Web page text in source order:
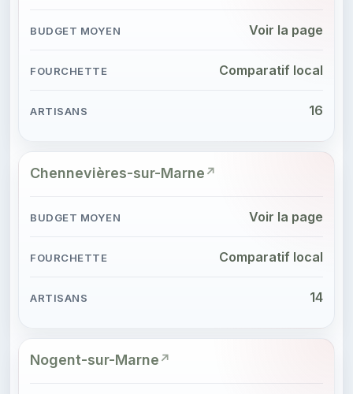
Voir la page
Comparatif local
16
Chennevières-sur-Marne
Voir la page
Comparatif local
14
Nogent-sur-Marne